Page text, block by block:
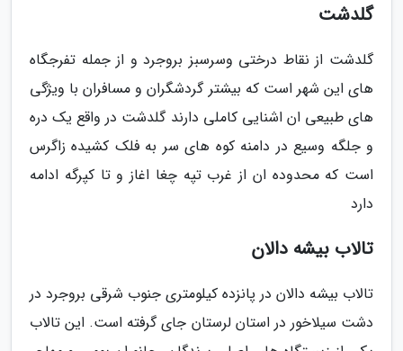
گلدشت
گلدشت از نقاط درختی وسرسبز بروجرد و از جمله تفرجگاه
های این شهر است که بیشتر گردشگران و مسافران با ویژگی
های طبیعی ان اشنایی کاملی دارند گلدشت در واقع یک دره
و جلگه وسیع در دامنه کوه های سر به فلک کشیده زاگرس
است که محدوده ان از غرب تپه چغا اغاز و تا کپرگه ادامه
دارد
تالاب بیشه دالان
تالاب بیشه دالان در پانزده کیلومتری جنوب شرقی بروجرد در
دشت سیلاخور در استان لرستان جای گرفته است. این تالاب